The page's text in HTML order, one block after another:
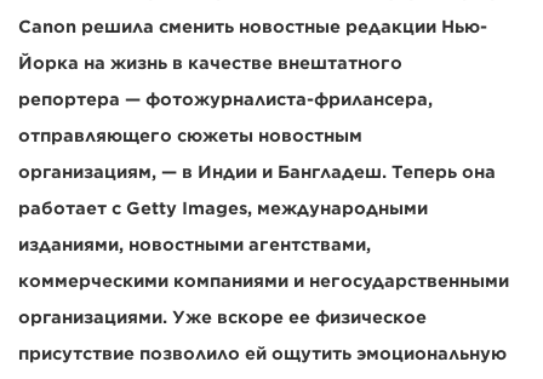
Canon решила сменить новостные редакции Нью-
Йорка на жизнь в качестве внештатного
репортера — фотожурналиста-фрилансера,
отправляющего сюжеты новостным
организациям, — в Индии и Бангладеш. Теперь она
работает с Getty Images, международными
изданиями, новостными агентствами,
коммерческими компаниями и негосударственными
организациями. Уже вскоре ее физическое
присутствие позволило ей ощутить эмоциональную